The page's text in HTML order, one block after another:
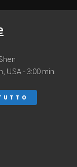
USA - 3:00 min.